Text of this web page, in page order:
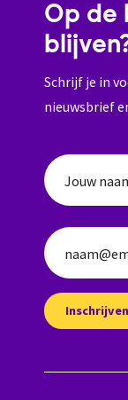
Op de
Schrijf je in
nieuwsbrief
Jouw
Inschrijven